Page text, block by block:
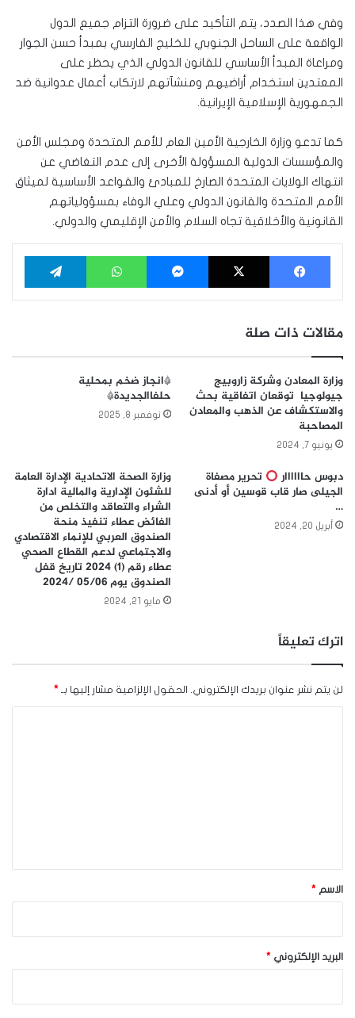
وفي هذا الصدد، يتم التأكيد على ضرورة التزام جميع الدول
الواقعة على الساحل الجنوبي للخليج الفارسي بمبدأ حسن الجوار
ومراعاة المبدأ الأساسي للقانون الدولي الذي يحظر على
المعتدين استخدام أراضيهم ومنشآتهم لارتكاب أعمال عدوانية ضد
الجمهورية الإسلامية الإيرانية.
كما تدعو وزارة الخارجية الأمين العام للأمم المتحدة ومجلس الأمن
والمؤسسات الدولية المسؤولة الأخرى إلى عدم التغاضي عن
انتهاك الولايات المتحدة الصارخ للمبادئ والقواعد الأساسية لميثاق
الأمم المتحدة والقانون الدولي وعلي الوفاء بمسؤولياتهم
القانونية والأخلاقية تجاه السلام والأمن الإقليمي والدولي.
فيسبوك ‫X ماسنجر واتساب
مقالات ذات صلة
وزارة المعادن وشركة زاروبيج
جيولوجيا توقعان اتفاقية بحث
والاستكشاف عن الذهب والمعادن
المصاحبة
يونيو 7, 2024
*انجاز ضخم بمحلية
حلفاالجديدة*
نوفمبر 8, 2025
دبوس حاااااار
تحرير مصفاة
الجيلى صار قاب قوسين أو أدنى
…
أبريل 20, 2024
وزارة الصحة الاتحادية الإدارة العامة
للشئون الإدارية والمالية ادارة
الشراء والتعاقد والتخلص من
الفائض عطاء تنفيذ منحة
الصندوق العربي للإنماء الاقتصادي
والاجتماعي لدعم القطاع الصحي
عطاء رقم (1) 2024 تاريخ قفل
الصندوق يوم 05/06 /2024
مايو 21, 2024
اترك تعليقاً
لن يتم نشر عنوان بريدك الإلكتروني. الحقول الإلزامية مشار إليها بـ *
*الاسم *
البريد الإلكتروني *